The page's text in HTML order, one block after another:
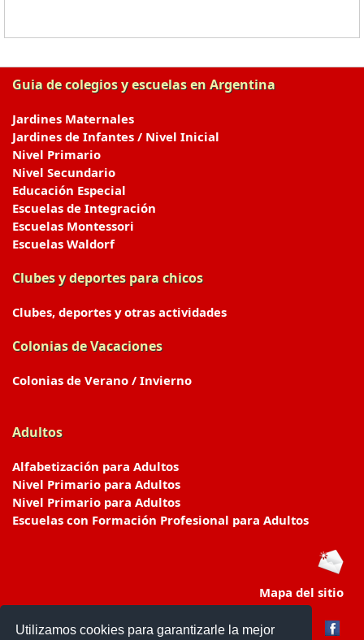
Utilizamos cookies para garantizarle la mejor
Guia de colegios y escuelas en Argentina
Jardines Maternales
Jardines de Infantes / Nivel Inicial
Nivel Primario
Nivel Secundario
Educación Especial
Escuelas de Integración
Escuelas Montessori
Escuelas Waldorf
Clubes y deportes para chicos
Clubes, deportes y otras actividades
Colonias de Vacaciones
Colonias de Verano / Invierno
Adultos
Alfabetización para Adultos
Nivel Primario para Adultos
Nivel Primario para Adultos
Escuelas con Formación Profesional para Adultos
Mapa del sitio